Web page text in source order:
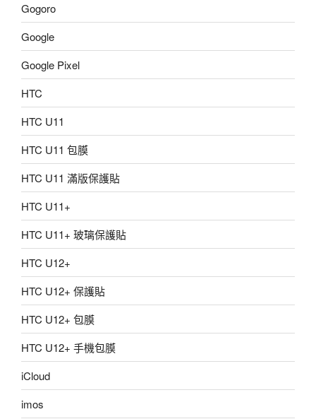
Gogoro
Google
Google Pixel
HTC
HTC U11
HTC U11 包膜
HTC U11 滿版保護貼
HTC U11+
HTC U11+ 玻璃保護貼
HTC U12+
HTC U12+ 保護貼
HTC U12+ 包膜
HTC U12+ 手機包膜
iCloud
imos